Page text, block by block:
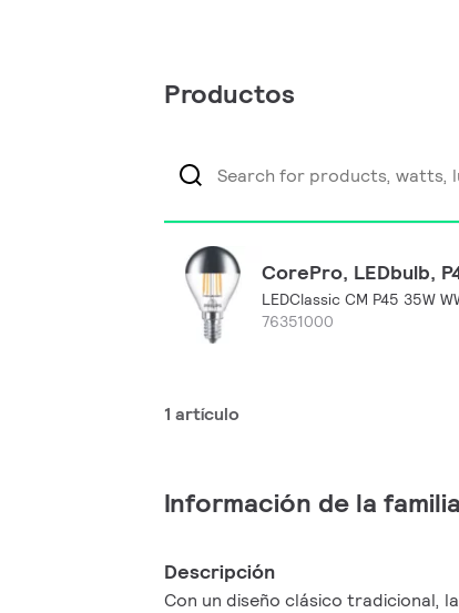
Productos
CorePro, LEDbulb,
LEDClassic CM P45 35W
76351000
1 artículo
Información de la
Descripción
Con un diseño clásico tradicional,